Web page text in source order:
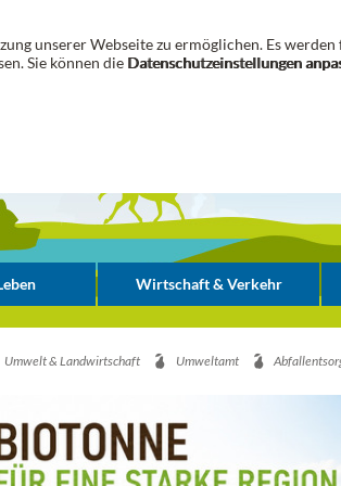
unserer Webseite zu ermöglichen. Es
Sie können die Datenschutzeinstellungen
Wirtschaft & Verkehr
Umwelt & Landwirtschaft Umweltamt